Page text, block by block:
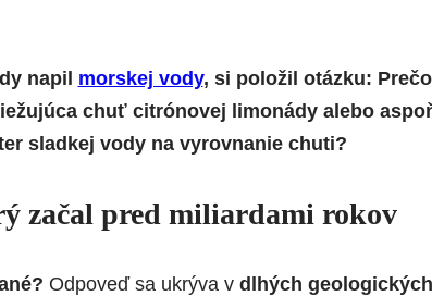
napil morskej vody, si položil otázku:
chuť citrónovej limonády alebo
sladkej vody na vyrovnanie chuti?
začal pred miliardami rokov
Odpoveď sa ukrýva v dlhých